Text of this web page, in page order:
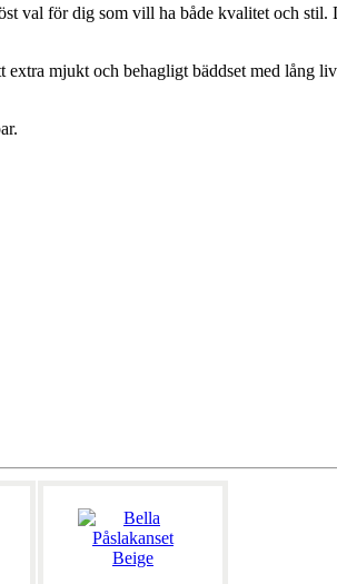
val för dig som vill ha både kvalitet och
mjukt och behagligt bäddset med lång